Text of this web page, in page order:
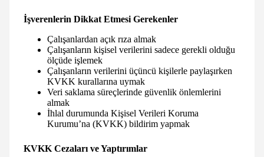
İşverenlerin Dikkat Etmesi Gerekenler
Çalışanlardan açık rıza almak
Çalışanların kişisel verilerini sadece gerekli olduğu
ölçüde işlemek
Çalışanların verilerini üçüncü kişilerle paylaşırken
KVKK kurallarına uymak
Veri saklama süreçlerinde güvenlik önlemlerini
almak
İhlal durumunda Kişisel Verileri Koruma
Kurumu’na (KVKK) bildirim yapmak
KVKK Cezaları ve Yaptırımlar